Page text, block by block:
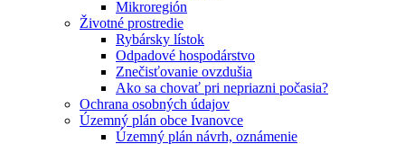
Mikroregión
Životné prostredie
Rybársky lístok
Odpadové hospodárstvo
Znečisťovanie ovzdušia
Ako sa chovať pri nepriazni počasia?
Ochrana osobných údajov
Územný plán obce Ivanovce
Územný plán návrh, oznámenie